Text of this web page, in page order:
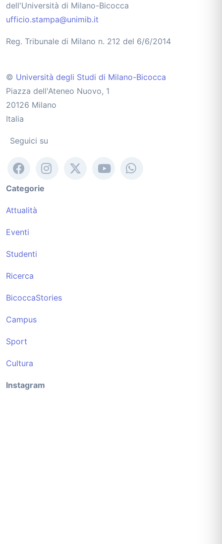
dell'Università di Milano-Bicocca
ufficio.stampa@unimib.it
Reg. Tribunale di Milano n. 212 del 6/6/2014
© Università degli Studi di Milano-Bicocca
Piazza dell'Ateneo Nuovo, 1
20126 Milano
Italia
Seguici su
Categorie
Attualità
Eventi
Studenti
Ricerca
BicoccaStories
Campus
Sport
Cultura
Instagram